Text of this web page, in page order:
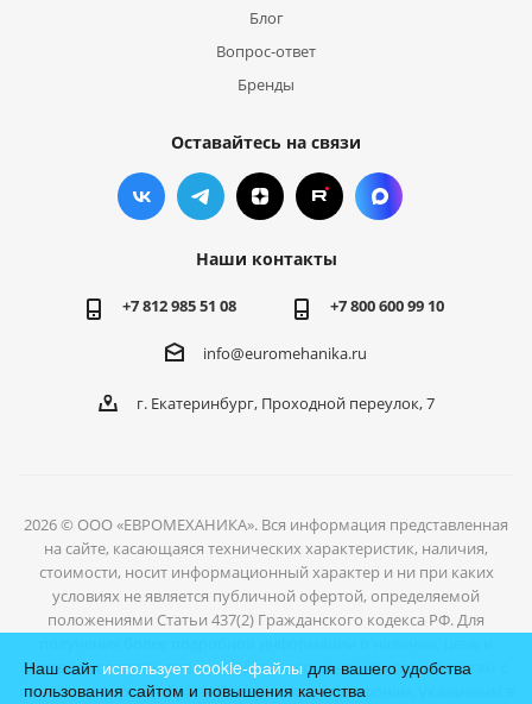
Блог
Вопрос-ответ
Бренды
Оставайтесь на связи
Наши контакты
+7 812 985 51 08 +7 800 600 99 10
info@euromehanika.ru
г. Екатеринбург, Проходной переулок, 7
2026 © ООО «ЕВРОМЕХАНИКА». Вся информация представленная
на сайте, касающаяся технических характеристик, наличия,
стоимости, носит информационный характер и ни при каких
условиях не является публичной офертой, определяемой
положениями Статьи 437(2) Гражданского кодекса РФ. Для
условиях отгрузки товаров, обратитесь к нашим специалистам с
помощью формы обратной связи или по телефонам, указанным в
Наш сайт использует cookie-файлы для вашего удобства
пользования сайтом и повышения качества